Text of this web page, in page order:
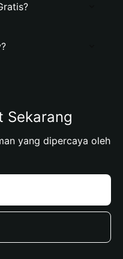
Sekarang
yang dipercaya oleh